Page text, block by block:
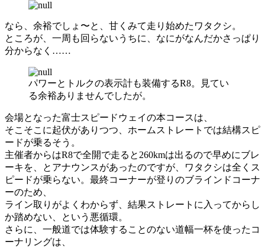
なら、余裕でしょ〜と、甘くみて走り始めたワタクシ。
ところが、一周も回らないうちに、なにがなんだかさっぱり
分からなく……
パワーとトルクの表示計も装備するR8。見てい
る余裕ありませんでしたが。
会場となった富士スピードウェイの本コースは、
そこそこに起伏がありつつ、ホームストレートでは結構スピ
ードが乗るそう。
主催者からはR8で全開で走ると260kmは出るので早めにブレ
ーキを、とアナウンスがあったのですが、ワタクシは全くス
ピードが乗らない。最終コーナーが登りのブラインドコーナ
ーのため、
ライン取りがよくわからず、結果ストレートに入ってからし
か踏めない、という悪循環。
さらに、一般道では体験することのない道幅一杯を使ったコ
ーナリングは、